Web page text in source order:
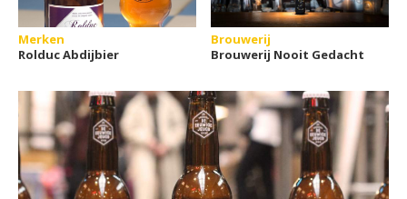
Merken
Rolduc Abdijbier
Brouwerij
Brouwerij Nooit Gedacht